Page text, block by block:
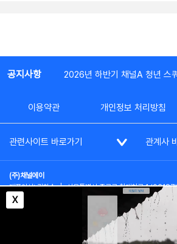
X
공지사항 2026년 하반기 채널A 청년 스
이용약관 개인정보 처리방침
관련사이트 바로가기 관계사
(주)채널에이
대표이사: 김차수 | 서울특별시 종로구 청계천로 1 (03187)
부가통신사업신고: 022357호 | 사업자등록번호: 101-
대표전화: (02)2020-3114
시청자상담실: (02)2020-
통신판매업신고: 제2012-서울종로-0195호
COPYRIGHT(c) SINCE 2023, CHANNEL A ALL